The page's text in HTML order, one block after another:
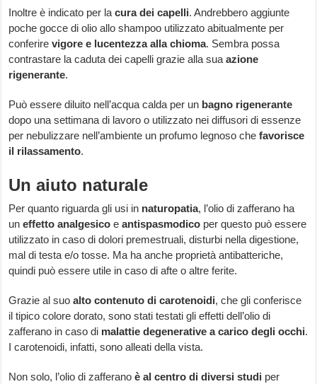
Inoltre è indicato per lacura dei capelli. Andrebbero aggiunte
poche gocce di olio allo shampoo utilizzato abitualmente per
conferirevigore e lucentezza alla chioma. Sembra possa
contrastare la caduta dei capelli grazie alla suaazione
rigenerante.
Può essere diluito nell’acqua calda per un bagno rigenerante
dopo una settimana di lavoro o utilizzato nei diffusori di essenze
per nebulizzare nell’ambiente un profumo legnoso chefavorisce
il rilassamento.
Un aiuto naturale
Per quanto riguarda gli usi in naturopatia, l’olio di zafferano ha
uneffetto analgesico eantispasmodico per questo può essere
utilizzato in caso di dolori premestruali, disturbi nella digestione,
mal di testa e/o tosse. Ma ha anche proprietà antibatteriche,
quindi può essere utile in caso di afte o altre ferite.
Grazie al suo alto contenuto di carotenoidi, che gli conferisce
il tipico colore dorato, sono stati testati gli effetti dell’olio di
zafferano in caso di malattie degenerative a carico degli occhi.
I carotenoidi, infatti, sono alleati della vista.
Non solo, l’olio di zafferanoè al centro di diversi studi per